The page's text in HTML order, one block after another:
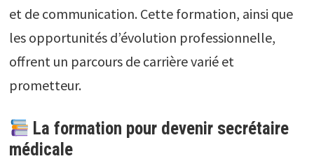
et de communication. Cette formation, ainsi que
les opportunités d’évolution professionnelle,
offrent un parcours de carrière varié et
prometteur.
La formation pour devenir secrétaire
médicale